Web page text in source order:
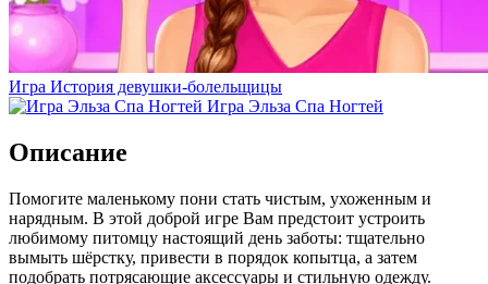
Игра История девушки-болельщицы
Игра Эльза Спа Ногтей
Описание
Помогите маленькому пони стать чистым, ухоженным и
нарядным. В этой доброй игре Вам предстоит устроить
любимому питомцу настоящий день заботы: тщательно
вымыть шёрстку, привести в порядок копытца, а затем
подобрать потрясающие аксессуары и стильную одежду.